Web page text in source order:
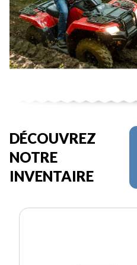
DÉCOUVREZ
NOTRE
INVENTAIRE